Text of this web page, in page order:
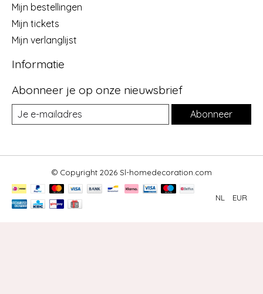
Mijn bestellingen
Mijn tickets
Mijn verlanglijst
Informatie
Abonneer je op onze nieuwsbrief
Abonneer
© Copyright 2026 Sl-homedecoration.com
NL EUR